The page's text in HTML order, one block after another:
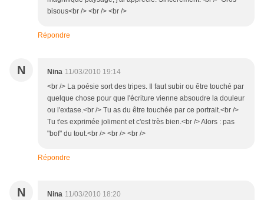
bisous<br /> <br /> <br />
Répondre
N Nina 11/03/2010 19:14
<br /> La poésie sort des tripes. Il faut subir ou être touché par
quelque chose pour que l'écriture vienne absoudre la douleur
ou l'extase.<br /> Tu as du être touchée par ce portrait.<br />
Tu t'es exprimée joliment et c'est très bien.<br /> Alors : pas
"bof" du tout.<br /> <br /> <br />
Répondre
N Nina 11/03/2010 18:20